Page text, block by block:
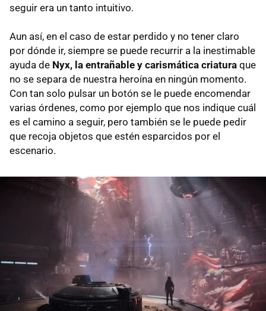
seguir era un tanto intuitivo.
Aun así, en el caso de estar perdido y no tener claro
por dónde ir, siempre se puede recurrir a la inestimable
ayuda de Nyx, la entrañable y carismática criatura que
no se separa de nuestra heroína en ningún momento.
Con tan solo pulsar un botón se le puede encomendar
varias órdenes, como por ejemplo que nos indique cuál
es el camino a seguir, pero también se le puede pedir
que recoja objetos que estén esparcidos por el
escenario.